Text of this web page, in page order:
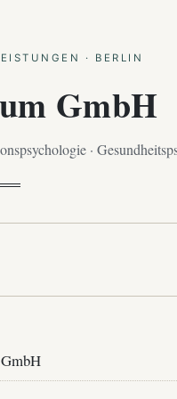
· BERLIN
GmbH
·